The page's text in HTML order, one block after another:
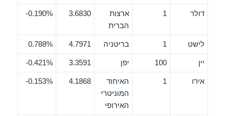
דולר 1
ארצות
הברית
3.6830
0.190%-
לישט 1 בריטניה 4.7971
0.788%
יין 100 יפן 3.3591
0.421%-
אירו 1
האיחוד
המוניטרי
האירופי
4.1868
0.153%-